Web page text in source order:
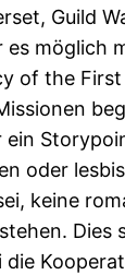
Guild
es möglich
of the
ein
oder
keine
Dies
die